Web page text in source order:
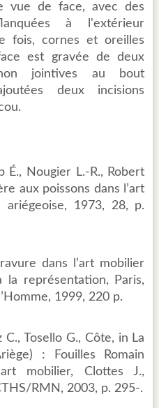
vue de face, avec des
à l'extérieur
fois, cornes et oreilles
est gravée de deux
jointives au bout
deux incisions
É., Nougier L.-R., Robert
aux poissons dans l’art
ariégeoise, 1973, 28, p.
dans l’art mobilier
la représentation, Paris,
1999, 220 p.
Tosello G., Côte, in La
: Fouilles Romain
mobilier, Clottes J.,
RMN, 2003, p. 295-.